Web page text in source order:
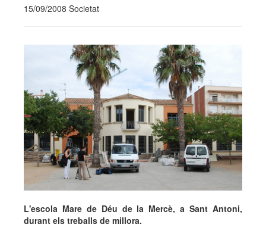
15/09/2008 Societat
L'escola Mare de Déu de la Mercè, a Sant Antoni,
durant els treballs de millora.